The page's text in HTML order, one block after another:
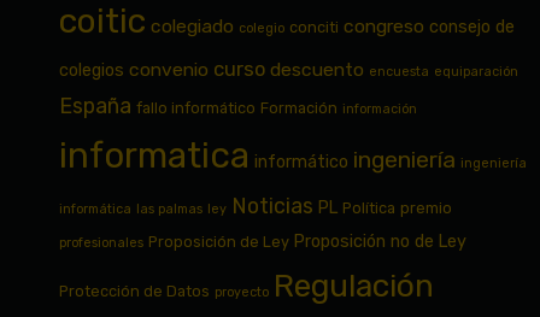
coitic colegiado colegio conciti congreso consejo de
colegios convenio curso descuento encuesta equiparación
España fallo informático Formación información
informatica informático ingeniería ingeniería
informática las palmas ley Noticias PL Política premio
profesionales Proposición de Ley Proposición no de Ley
Protección de Datos proyecto Regulación